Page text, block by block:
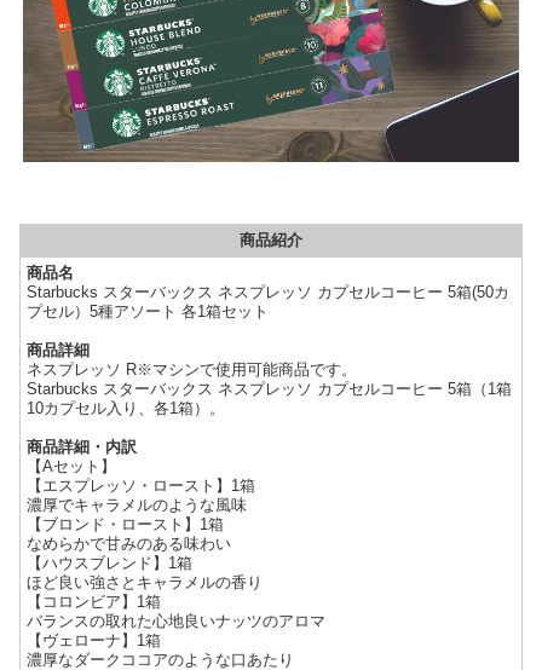
商品紹介
商品名
Starbucks スターバックス ネスプレッソ カプセルコーヒー 5箱(50カ
プセル）5種アソート 各1箱セット
商品詳細
ネスプレッソ R※マシンで使用可能商品です。
Starbucks スターバックス ネスプレッソ カプセルコーヒー 5箱（1箱
10カプセル入り、各1箱）。
商品詳細・内訳
【Aセット】
【エスプレッソ・ロースト】1箱
濃厚でキャラメルのような風味
【ブロンド・ロースト】1箱
なめらかで甘みのある味わい
【ハウスブレンド】1箱
ほど良い強さとキャラメルの香り
【コロンビア】1箱
バランスの取れた心地良いナッツのアロマ
【ヴェローナ】1箱
濃厚なダークココアのような口あたり